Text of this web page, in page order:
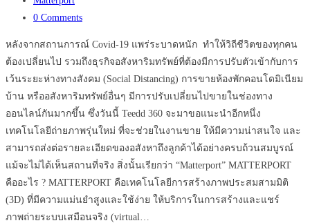
หน้า
category:
Post
0 Comments
หลังจากสถานการณ์ Covid-19 แพร่ระบาดหนัก ทำให้วิถีชีวิตของทุกคน
ต้องเปลี่ยนไป รวมถึงธุรกิจอสังหาริมทรัพย์ที่ต้องมีการปรับตัวเข้ากับการ
เว้นระยะห่างทางสังคม (Social Distancing) การขายห้องพักคอนโดมิเนียม
บ้าน หรืออสังหาริมทรัพย์อื่นๆ มีการปรับเปลี่ยนไปขายในช่องทาง
ออนไลน์กันมากขึ้น ซึ่งวันนี้ Teedd 360 จะมาขอแนะนำอีกหนึ่ง
เทคโนโลยีถ่ายภาพรุ่นใหม่ ที่จะช่วยในงานขาย ให้มีความน่าสนใจ และ
สามารถส่งต่อรายละเอียดของอสังหาถึงลูกค้าได้อย่างครบถ้วนสมบูรณ์
แม้จะไม่ได้เห็นสถานที่จริง สิ่งนั้นเรียกว่า “Matterport” MATTERPORT
คืออะไร ? MATTERPORT คือเทคโนโลยีการสร้างภาพประสมสามมิติ
(3D) ที่มีความแม่นยำสูงและใช้ง่าย ให้บริการในการสร้างและแชร์
ภาพถ่ายระบบเสมือนจริง (virtual…